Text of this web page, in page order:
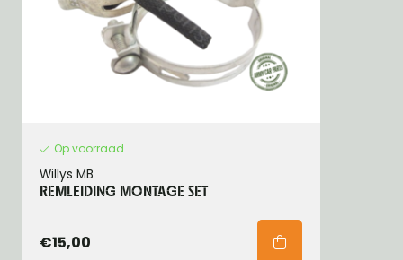
Op voorraad
Willys MB
REMLEIDING MONTAGE SET
€15,00